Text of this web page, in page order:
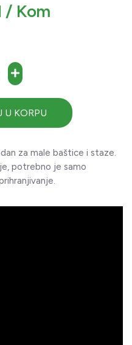
Kom
U KORPU
za male baštice i staze.
potrebno je samo